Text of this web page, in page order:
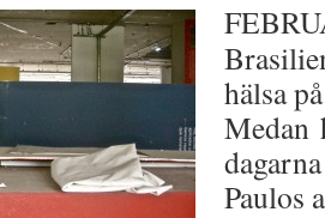
hälsa
Medan
Paulos